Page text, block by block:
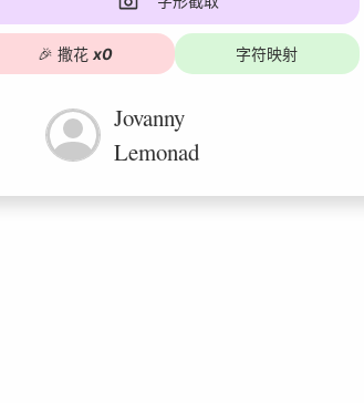
🎉 撒花 x0 字符映射
Jovanny
Lemonad